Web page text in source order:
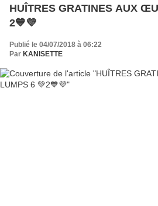
HUÎTRES GRATINES AUX
2💙💜
Publié le 04/07/2018 à 06:22
Par KANISETTE